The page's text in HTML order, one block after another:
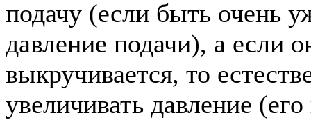
подачу (если быть очень
давление подачи), а если
выкручивается, то
увеличивать давление